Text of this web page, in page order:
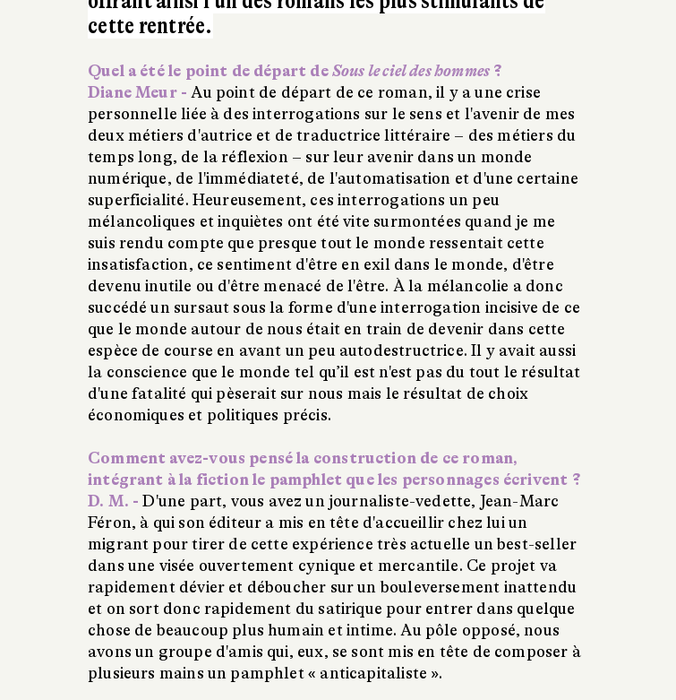
cette rentrée.
Quel a été le point de départ de Sous le ciel des hommes ?
Diane Meur - Au point de départ de ce roman, il y a une crise
personnelle liée à des interrogations sur le sens et l'avenir de mes
deux métiers d'autrice et de traductrice littéraire – des métiers du
temps long, de la réflexion – sur leur avenir dans un monde
numérique, de l'immédiateté, de l'automatisation et d'une certaine
superficialité. Heureusement, ces interrogations un peu
mélancoliques et inquiètes ont été vite surmontées quand je me
suis rendu compte que presque tout le monde ressentait cette
insatisfaction, ce sentiment d'être en exil dans le monde, d'être
devenu inutile ou d'être menacé de l'être. À la mélancolie a donc
succédé un sursaut sous la forme d'une interrogation incisive de ce
que le monde autour de nous était en train de devenir dans cette
espèce de course en avant un peu autodestructrice. Il y avait aussi
la conscience que le monde tel qu’il est n'est pas du tout le résultat
d'une fatalité qui pèserait sur nous mais le résultat de choix
économiques et politiques précis.
Comment avez-vous pensé la construction de ce roman,
intégrant à la fiction le pamphlet que les personnages écrivent ?
D. M. - D'une part, vous avez un journaliste-vedette, Jean-Marc
Féron, à qui son éditeur a mis en tête d'accueillir chez lui un
migrant pour tirer de cette expérience très actuelle un best-seller
dans une visée ouvertement cynique et mercantile. Ce projet va
rapidement dévier et déboucher sur un bouleversement inattendu
et on sort donc rapidement du satirique pour entrer dans quelque
chose de beaucoup plus humain et intime. Au pôle opposé, nous
avons un groupe d'amis qui, eux, se sont mis en tête de composer à
plusieurs mains un pamphlet « anticapitaliste ».